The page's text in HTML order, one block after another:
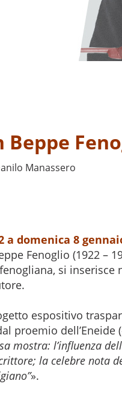
Beppe
Manassero
a domenica 8
Fenoglio (1922 –
si
espositivo
proemio dell’Eneide
mostra: l’influenza
la celebre nota
».